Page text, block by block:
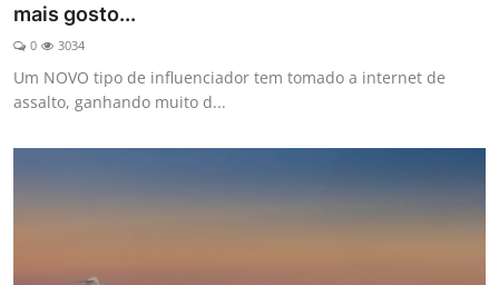
mais gosto...
0 3034
Um NOVO tipo de influenciador tem tomado a internet de
assalto, ganhando muito d...